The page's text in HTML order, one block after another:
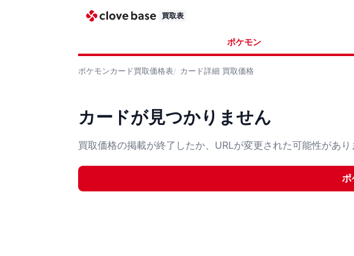
買取表
ポケモン
ポケモンカード買取価格表 カード詳細 買取価格
カードが見つかりません
買取価格の掲載が終了したか、URLが変更された可能性があり
ポ